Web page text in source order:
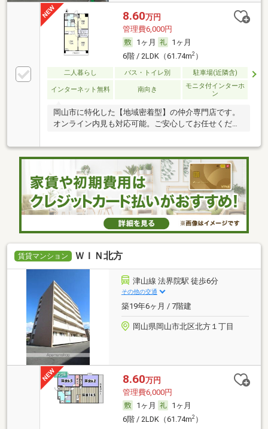
8.60万円
管理費6,000円
1ヶ月
1ヶ月
6階 / 2LDK（61.74m2）
二人暮らし バス・トイレ別 駐車場(近隣含)
インターネット無料 南向き
モニタ付インターホ
ン
岡山市に特化した【地域密着型】の仲介専門店です。
オンライン内見も対応可能。ご安心してお任せくださ
賃貸マンション ＷＩＮ北方
津山線 法界院駅 徒歩6分
その他の交通
築19年6ヶ月 / 7階建
岡山県岡山市北区北方１丁目
8.60万円
管理費6,000円
1ヶ月
1ヶ月
6階 / 2LDK（61.74m2）